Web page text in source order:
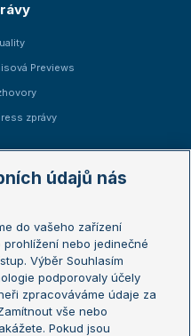
Previews
zprávy
Open
Open
mistrů
údajů nás
do vašeho zařízení
nebo jedinečné
Výběr Souhlasím
podporovaly účely
zpracováváme údaje za
vše nebo
Pokud jsou